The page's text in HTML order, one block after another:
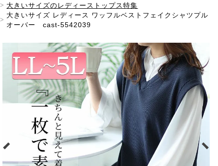
大きいサイズのレディーストップス特集
大きいサイズ レディース ワッフルベストフェイクシャツプル
オーバー cast-5542039